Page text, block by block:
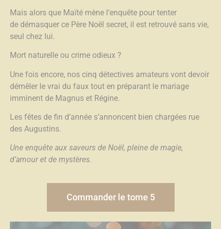
Mais alors que Maïté mène l’enquête pour tenter
de démasquer ce Père Noël secret, il est retrouvé sans vie,
seul chez lui.
Mort naturelle ou crime odieux ?
Une fois encore, nos cinq détectives amateurs vont devoir
démêler le vrai du faux tout en préparant le mariage
imminent de Magnus et Régine.
Les fêtes de fin d’année s’annoncent bien chargées rue
des Augustins.
Une enquête aux saveurs de Noël, pleine de magie,
d’amour et de mystères.
Commander le tome 5